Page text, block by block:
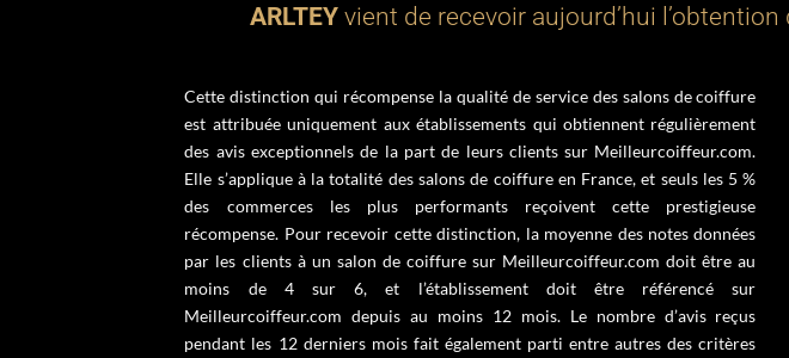
ARLTEY vient de recevoir aujourd’hui
Cette distinction qui récompense la qualité de service des salons de coiffure
est attribuée uniquement aux établissements qui obtiennent régulièrement
des avis exceptionnels de la part de leurs clients sur Meilleurcoiffeur.com.
Elle s’applique à la totalité des salons de coiffure en France, et seuls les 5 %
des commerces les plus performants reçoivent cette prestigieuse
récompense. Pour recevoir cette distinction, la moyenne des notes données
par les clients à un salon de coiffure sur Meilleurcoiffeur.com doit être au
moins de 4 sur 6, et l’établissement doit être référencé sur
Meilleurcoiffeur.com depuis au moins 12 mois. Le nombre d’avis reçus
pendant les 12 derniers mois fait également parti entre autres des critères